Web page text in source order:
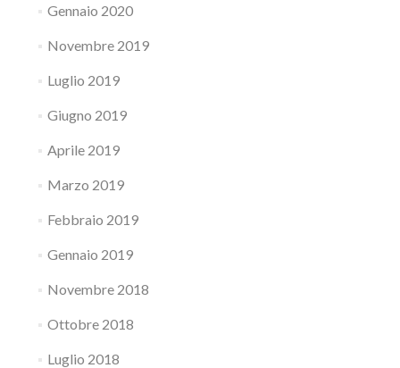
Gennaio 2020
Novembre 2019
Luglio 2019
Giugno 2019
Aprile 2019
Marzo 2019
Febbraio 2019
Gennaio 2019
Novembre 2018
Ottobre 2018
Luglio 2018